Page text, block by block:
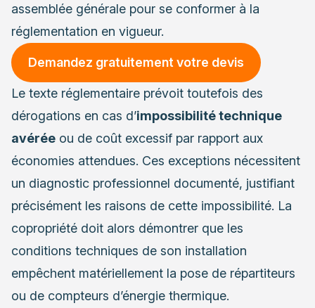
assemblée générale pour se conformer à la
réglementation en vigueur.
Demandez gratuitement votre devis
Le texte réglementaire prévoit toutefois des
dérogations en cas d’impossibilité technique
avérée ou de coût excessif par rapport aux
économies attendues. Ces exceptions nécessitent
un diagnostic professionnel documenté, justifiant
précisément les raisons de cette impossibilité. La
copropriété doit alors démontrer que les
conditions techniques de son installation
empêchent matériellement la pose de répartiteurs
ou de compteurs d’énergie thermique.